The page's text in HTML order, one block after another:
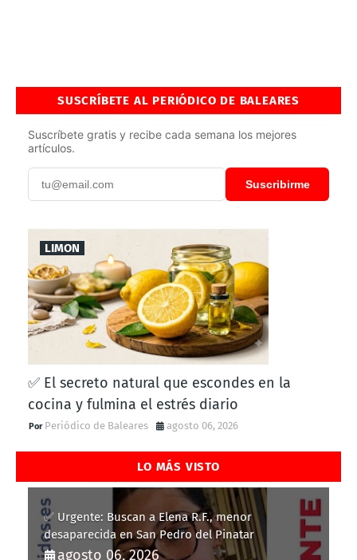
SUSCRÍBETE AL PERIÓDICO DE BALEARES
Suscríbete gratis y recibe cada semana los mejores
artículos.
Suscribirme
LIMON
✅ El secreto natural que escondes en la
cocina y fulmina el estrés diario
Periódico de Baleares agosto 06, 2026
LO MÁS VISTO
✅ Urgente: Buscan a Elena R.F., menor
desaparecida en San Pedro del Pinatar
agosto 06, 2026